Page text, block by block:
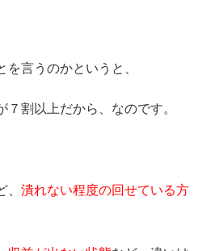
言うのかというと、
７割以上だから、なのです。
潰れない程度の回せている方